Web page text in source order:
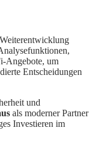
Angebote, um
Entscheidungen
und
als moderner Partner
Investieren im